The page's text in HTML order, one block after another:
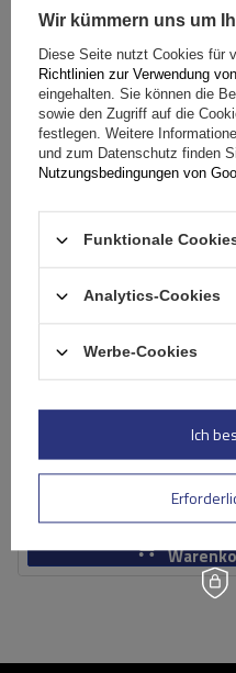
Peruzzo Firenze 2 E-Bike
Maximales Fahrradgewicht:
Nutzlast der Haltebügel:
kompatibel mit Elektrofahrrädern
179,99 €inkl. MwSt
Große Menge verfügbar
Wir kümmern uns um
Diese Seite nutzt Cookies für
Richtlinien zur Verwendung
eingehalten. Sie können die
sowie den Zugriff auf die
festlegen. Weitere
und zum Datenschutz finden
Nutzungsbedingungen von
Funktionale
Analytics-Cookies
Werbe-Cookies
Ich